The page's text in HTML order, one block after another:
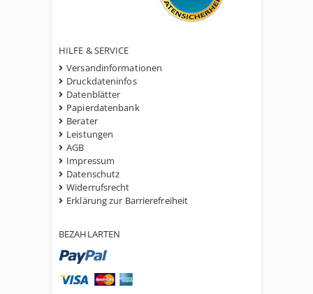
HILFE & SERVICE
Versandinformationen
Druckdateninfos
Datenblätter
Papierdatenbank
Berater
Leistungen
AGB
Impressum
Datenschutz
Widerrufsrecht
Erklärung zur Barrierefreiheit
BEZAHLARTEN